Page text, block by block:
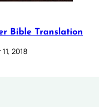
Bible Translation
2018